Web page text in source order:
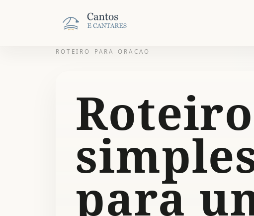
ROTEIRO-PARA-ORACAO
Roteiro
para